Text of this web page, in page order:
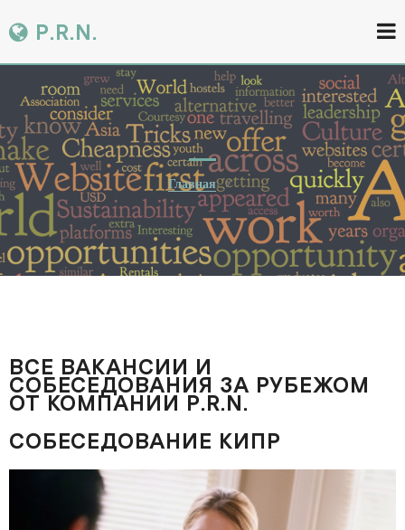
P.R.N.
Главная
ВСЕ ВАКАНСИИ И
СОБЕСЕДОВАНИЯ ЗА РУБЕЖОМ
ОТ КОМПАНИИ P.R.N.
СОБЕСЕДОВАНИЕ КИПР